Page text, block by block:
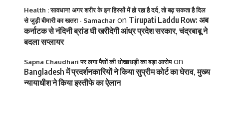
Health : सावधान! अगर शरीर के इन हिस्सों में हो रहा है दर्द, तो बढ़ सकता है दिल
से जुड़ी बीमारी का खतरा - Samacharon Tirupati Laddu Row: अब
कर्नाटक से नंदिनी ब्रांड घी खरीदेगी आंध्र प्रदेश सरकार, चंद्रबाबू ने
बदला सप्लायर
Sapna Chaudhari पर लगा पैसों की धोखाधड़ी का बड़ा आरोपon
Bangladesh में प्रदर्शनकारियों ने किया सुप्रीम कोर्ट का घेराव, मुख्य
न्यायाधीश ने किया इस्तीफे का ऐलान